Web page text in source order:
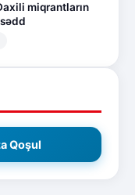
miqrantların
Qoşul